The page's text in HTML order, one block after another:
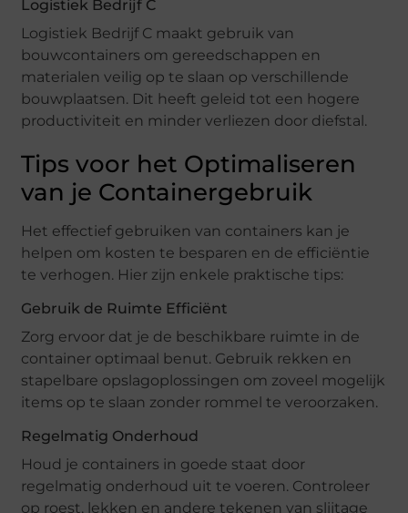
Logistiek Bedrijf C
Logistiek Bedrijf C maakt gebruik van
bouwcontainers om gereedschappen en
materialen veilig op te slaan op verschillende
bouwplaatsen. Dit heeft geleid tot een hogere
productiviteit en minder verliezen door diefstal.
Tips voor het Optimaliseren
van je Containergebruik
Het effectief gebruiken van containers kan je
helpen om kosten te besparen en de efficiëntie
te verhogen. Hier zijn enkele praktische tips:
Gebruik de Ruimte Efficiënt
Zorg ervoor dat je de beschikbare ruimte in de
container optimaal benut. Gebruik rekken en
stapelbare opslagoplossingen om zoveel mogelijk
items op te slaan zonder rommel te veroorzaken.
Regelmatig Onderhoud
Houd je containers in goede staat door
regelmatig onderhoud uit te voeren. Controleer
op roest, lekken en andere tekenen van slijtage